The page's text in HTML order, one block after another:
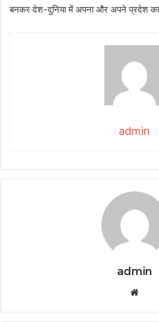
बनकर देश-दुनिया में अपना और अपने प्रदेश
admin
admin